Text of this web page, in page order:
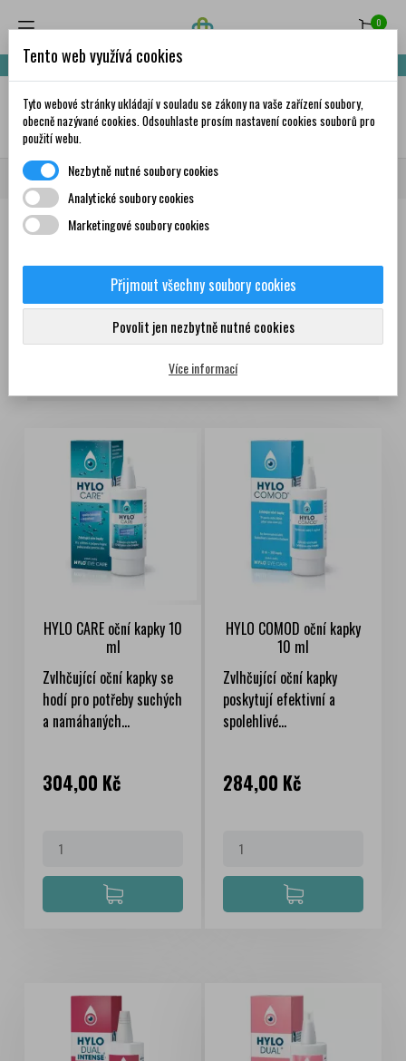
0
Nakupte za 999,- Kč a získáte dopravu zdarma!
✦AI
Domů Všichni dodavatelé URSAPHARM
Seznam produktů dodavatele
URSAPHARM
Seřadit podle:
Zobrazení 1-9 z 9 položek
HYLO CARE oční kapky 10
ml
Zvlhčující oční kapky se
hodí pro potřeby suchých
a namáhaných...
Cena
304,00 Kč
HYLO COMOD oční kapky
10 ml
Zvlhčující oční kapky
poskytují efektivní a
spolehlivé...
Cena
284,00 Kč
Tento web využívá cookies
Tyto webové stránky ukládají v souladu se zákony na vaše zařízení soubory,
obecně nazývané cookies. Odsouhlaste prosím nastavení cookies souborů pro
použití webu.
Nezbytně nutné soubory cookies
Analytické soubory cookies
Marketingové soubory cookies
Přijmout všechny soubory cookies
Povolit jen nezbytně nutné cookies
Více informací